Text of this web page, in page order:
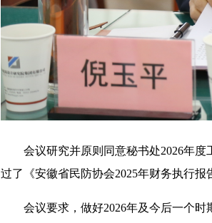
会议研究并原则同意秘书处2026年
过了《安徽省民防协会2025年财务执行
会议要求，做好2026年及今后一个